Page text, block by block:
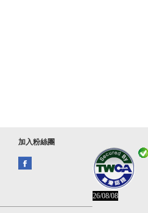
加入粉絲團
26/08/08